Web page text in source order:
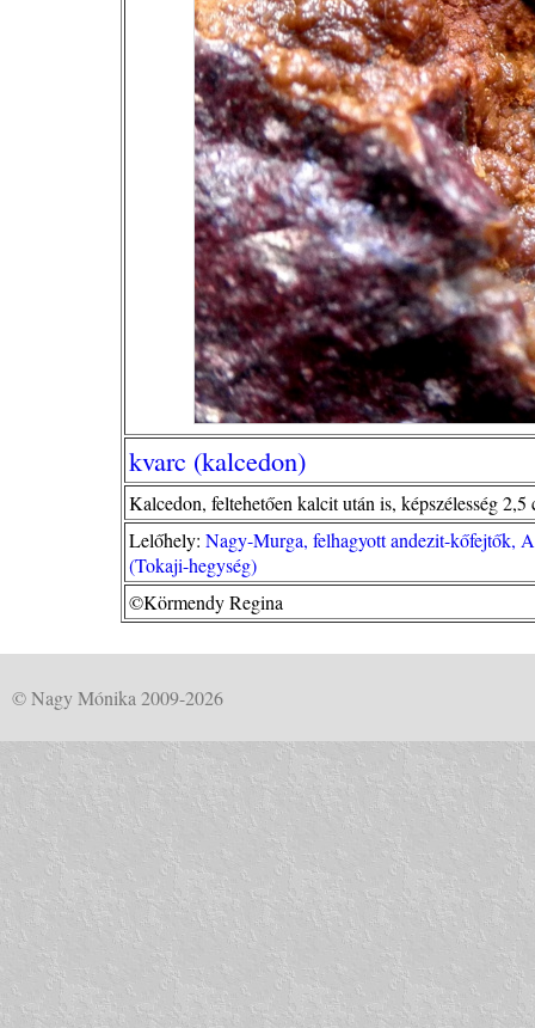
kvarc (kalcedon)
Kalcedon, feltehetően kalcit után is, képszélesség
Lelőhely: Nagy-Murga, felhagyott andezit-kőfejtők,
(Tokaji-hegység)
©Körmendy Regina
© Nagy Mónika 2009-2026